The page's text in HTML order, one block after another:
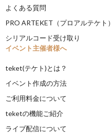
よくある質問
PRO ARTEKET（プロアルテケト）
シリアルコード受け取り
イベント主催者様へ
teket(テケト)とは？
イベント作成の方法
ご利用料金について
teketの機能ご紹介
ライブ配信について